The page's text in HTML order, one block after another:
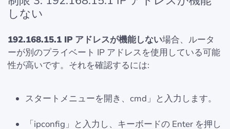
しない
192.168.15.1 IP アドレスが機能しない場合、ルータ
ーが別のプライベート IP アドレスを使用している可能
性が高いです。それを確認するには:
スタートメニューを開き、cmd」と入力します。
「ipconfig」と入力し、キーボードの Enter を押し